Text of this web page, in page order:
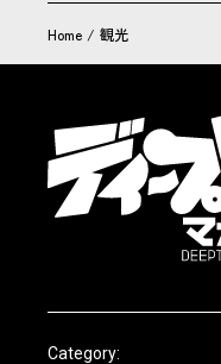
Home / 観光
Category: